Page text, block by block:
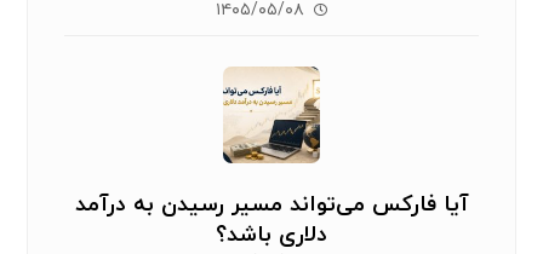
۱۴۰۵/۰۵/۰۸
آیا فارکس می‌تواند مسیر رسیدن به درآمد
دلاری باشد؟